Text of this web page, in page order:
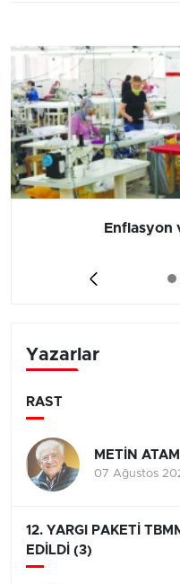
Enflasyon
Yazarlar
RAST
METİN
07 Ağustos
12. YARGI PAKETİ
EDİLDİ (3)